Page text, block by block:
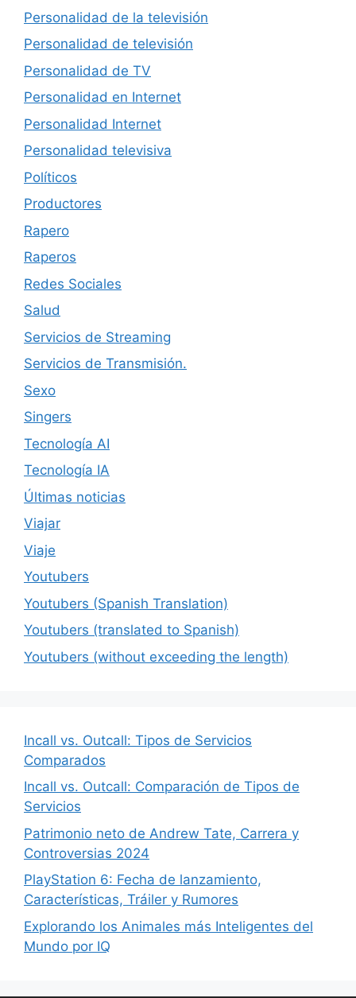
Personalidad de la televisión
Personalidad de televisión
Personalidad de TV
Personalidad en Internet
Personalidad Internet
Personalidad televisiva
Políticos
Productores
Rapero
Raperos
Redes Sociales
Salud
Servicios de Streaming
Servicios de Transmisión.
Sexo
Singers
Tecnología AI
Tecnología IA
Últimas noticias
Viajar
Viaje
Youtubers
Youtubers (Spanish Translation)
Youtubers (translated to Spanish)
Youtubers (without exceeding the length)
Incall vs. Outcall: Tipos de Servicios
Comparados
Incall vs. Outcall: Comparación de Tipos de
Servicios
Patrimonio neto de Andrew Tate, Carrera y
Controversias 2024
PlayStation 6: Fecha de lanzamiento,
Características, Tráiler y Rumores
Explorando los Animales más Inteligentes del
Mundo por IQ